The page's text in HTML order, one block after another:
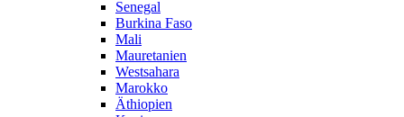
Senegal
Burkina Faso
Mali
Mauretanien
Westsahara
Marokko
Äthiopien